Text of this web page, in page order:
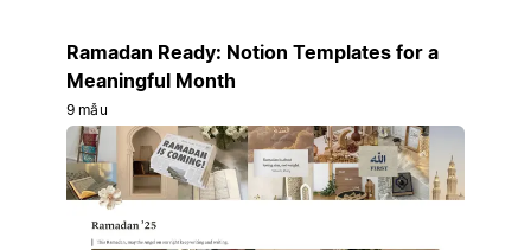
Ramadan Ready: Notion Templates for a
Meaningful Month
9 mẫu